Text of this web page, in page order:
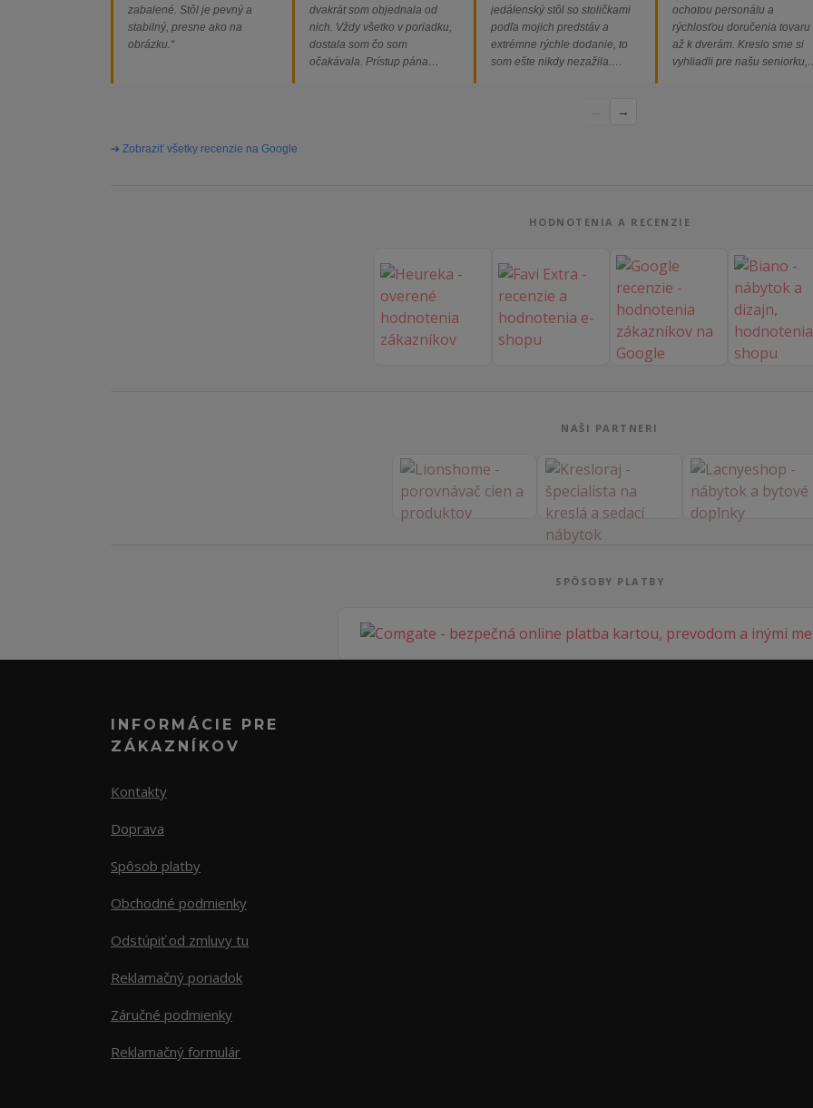
zabalené. Stôl je pevný a
stabilný, presne ako na
obrázku.“
dvakrát som objednala od
nich. Vždy všetko v poriadku,
dostala som čo som
očakávala. Prístup pána
jedálenský stôl so stoličkami
podľa mojich predstáv a
extrémne rýchle dodanie, to
som ešte nikdy nezažila.
ochotou personálu a
rýchlosťou doručenia tovaru
až k dverám. Kreslo sme si
vyhliadli pre našu seniorku,
→
➔ Zobraziť všetky recenzie na Google
HODNOTENIA A RECENZIE
NAŠI PARTNERI
SPÔSOBY PLATBY
INFORMÁCIE PRE
ZÁKAZNÍKOV
Kontakty
Doprava
Spôsob platby
Obchodné podmienky
Odstúpiť od zmluvy tu
Reklamačný poriadok
Záručné podmienky
Reklamačný formulár